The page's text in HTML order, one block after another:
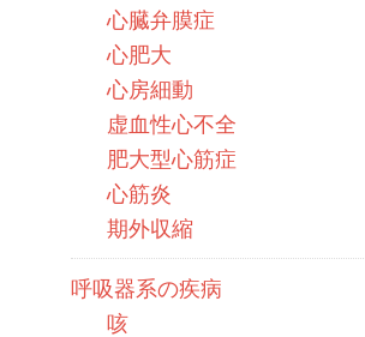
心臓弁膜症
心肥大
心房細動
虚血性心不全
肥大型心筋症
心筋炎
期外収縮
呼吸器系の疾病
咳